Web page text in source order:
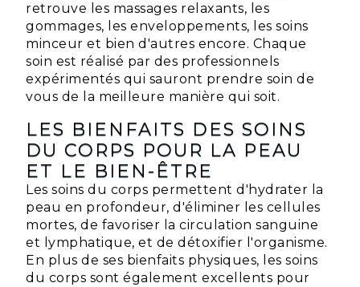
retrouve les massages relaxants, les
gommages, les enveloppements, les soins
minceur et bien d'autres encore. Chaque
soin est réalisé par des professionnels
expérimentés qui sauront prendre soin de
vous de la meilleure manière qui soit.
LES BIENFAITS DES SOINS
DU CORPS POUR LA PEAU
ET LE BIEN-ÊTRE
Les soins du corps permettent d'hydrater la
peau en profondeur, d'éliminer les cellules
mortes, de favoriser la circulation sanguine
et lymphatique, et de détoxifier l'organisme.
En plus de ses bienfaits physiques, les soins
du corps sont également excellents pour